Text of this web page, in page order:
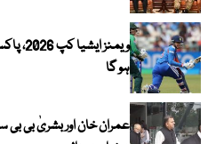
ویمنز
ہو گا
عمران خان اور بشریٰ بی